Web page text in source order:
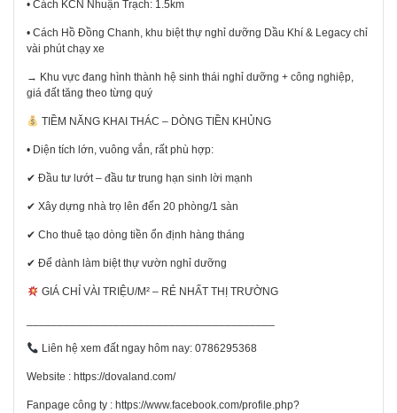
• Cách KCN Nhuận Trạch: 1.5km
• Cách Hồ Đồng Chanh, khu biệt thự nghỉ dưỡng Dầu Khí & Legacy chỉ
vài phút chạy xe
→ Khu vực đang hình thành hệ sinh thái nghỉ dưỡng + công nghiệp,
giá đất tăng theo từng quý
TIỀM NĂNG KHAI THÁC – DÒNG TIỀN KHỦNG
• Diện tích lớn, vuông vắn, rất phù hợp:
✔ Đầu tư lướt – đầu tư trung hạn sinh lời mạnh
✔ Xây dựng nhà trọ lên đến 20 phòng/1 sàn
✔ Cho thuê tạo dòng tiền ổn định hàng tháng
✔ Để dành làm biệt thự vườn nghỉ dưỡng
GIÁ CHỈ VÀI TRIỆU/M² – RẺ NHẤT THỊ TRƯỜNG
Liên hệ xem đất ngay hôm nay: 0786295368
Website : https://dovaland.com/
Fanpage công ty : https://www.facebook.com/profile.php?